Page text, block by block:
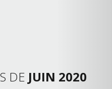
DE JUIN 2020